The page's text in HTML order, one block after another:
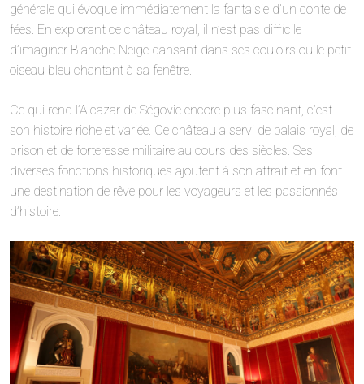
générale qui évoque immédiatement la fantaisie d’un conte de
fées. En explorant ce château royal, il n’est pas difficile
d’imaginer Blanche-Neige dansant dans ses couloirs ou le petit
oiseau bleu chantant à sa fenêtre.
Ce qui rend l’Alcazar de Ségovie encore plus fascinant, c’est
son histoire riche et variée. Ce château a servi de palais royal, de
prison et de forteresse militaire au cours des siècles. Ses
diverses fonctions historiques ajoutent à son attrait et en font
une destination de rêve pour les voyageurs et les passionnés
d’histoire.